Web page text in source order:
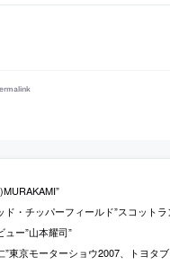
ド・チッパーフィールド”スコットラ
ュー”山本耀司”
”東京モーターショウ2007、トヨタ